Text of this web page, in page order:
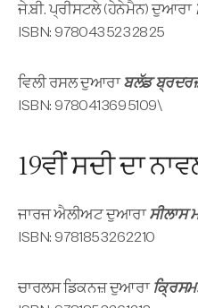
ਜੇ.ਬੀ. ਪ੍ਰੀਸਟਲੇ (ਹੇਨੇਮੈਨ) ਦੁਆਰਾ
ISBN: 9780435232825
ਵਿਲੀ ਰਸਲ ਦੁਆਰਾਬਲੱਡ
ISBN: 9780413695109\
19ਵੀਂ ਸਦੀ ਦਾ
ਜਾਰਜ ਐਲੀਅਟ ਦੁਆਰਾਸੀਲਾਸ
ISBN: 9781853262210
ਚਾਰਲਸ ਡਿਕਨਜ਼ ਦੁਆਰਾ